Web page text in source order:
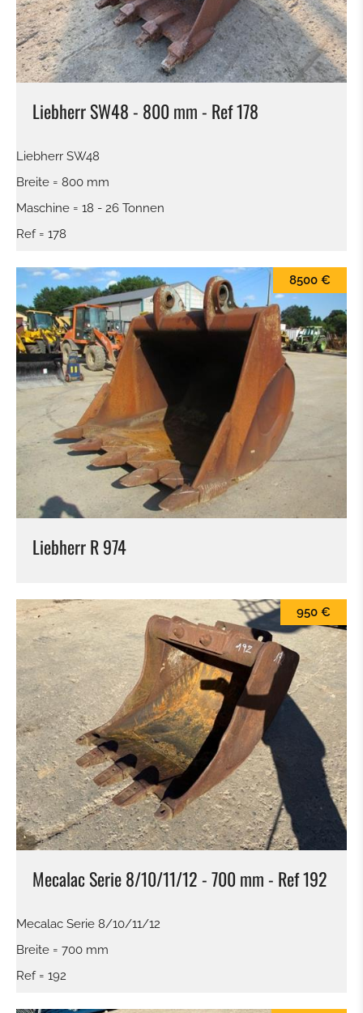
Liebherr SW48 - 800 mm - Ref 178
Liebherr SW48
Breite = 800 mm
Maschine = 18 - 26 Tonnen
Ref = 178
Liebherr R 974
8500 €
Mecalac Serie 8/10/11/12 - 700 mm - Ref 192
950 €
Mecalac Serie 8/10/11/12
Breite = 700 mm
Ref = 192